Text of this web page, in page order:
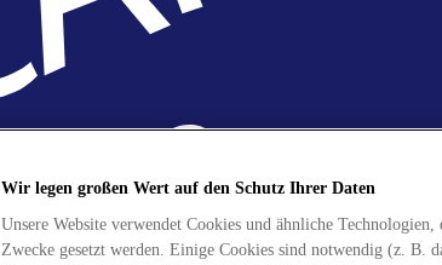
Wir legen großen Wert auf den Schutz Ihrer Daten
Unsere Website verwendet Cookies und ähnliche
Zwecke gesetzt werden. Einige Cookies sind notwendig (z. B.